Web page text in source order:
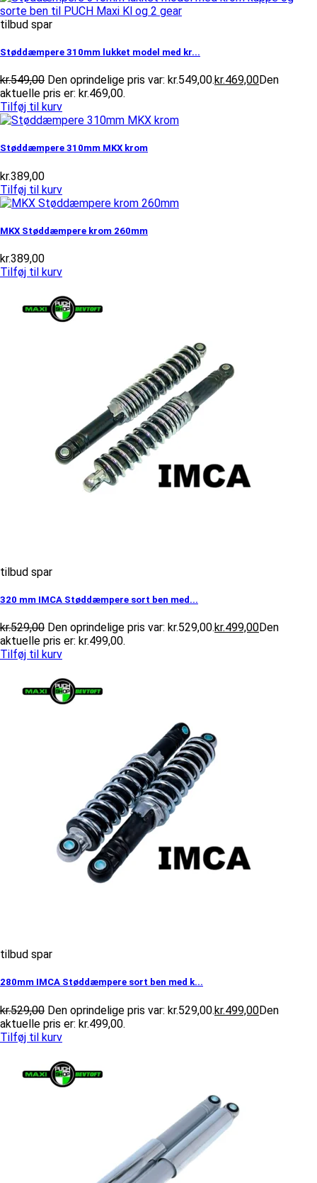
tilbud spar
Støddæmpere 310mm lukket model med kr...
kr.549,00 Den oprindelige pris var: kr.549,00.kr.469,00Den
aktuelle pris er: kr.469,00.
Tilføj til kurv
Støddæmpere 310mm MKX krom
kr.389,00
Tilføj til kurv
MKX Støddæmpere krom 260mm
kr.389,00
Tilføj til kurv
tilbud spar
320 mm IMCA Støddæmpere sort ben med...
kr.529,00 Den oprindelige pris var: kr.529,00.kr.499,00Den
aktuelle pris er: kr.499,00.
Tilføj til kurv
tilbud spar
280mm IMCA Støddæmpere sort ben med k...
kr.529,00 Den oprindelige pris var: kr.529,00.kr.499,00Den
aktuelle pris er: kr.499,00.
Tilføj til kurv